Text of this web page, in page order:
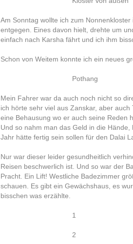
Am Sonntag wollte ich zum
entgegen. Eines davon hielt, drehte um
einfach nach Karsha fährt und ich ihm
Schon von Weitem konnte ich ein neues
Pothang
Mein Fahrer war da auch noch nicht so
ich hörte sehr viel aus Zanskar, aber
eine Behausung wo er auch seine Reden
Und so nahm man das Geld in die
Jahr hätte fertig sein sollen für den Dalai
Nur war dieser leider gesundheitlich
Reisen beschwerlich ist. Und so war der
Pracht. Ein Lift! Westliche Badezimmer
schauen. Es gibt ein Gewächshaus, es
bisschen was erzählte.
1
2